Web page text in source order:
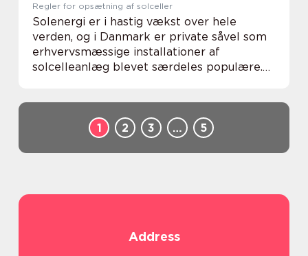
Regler for opsætning af solceller
Solenergi er i hastig vækst over hele
verden, og i Danmark er private såvel som
erhvervsmæssige installationer af
solcelleanlæg blevet særdeles populære.
1
2 3 … 5
Address